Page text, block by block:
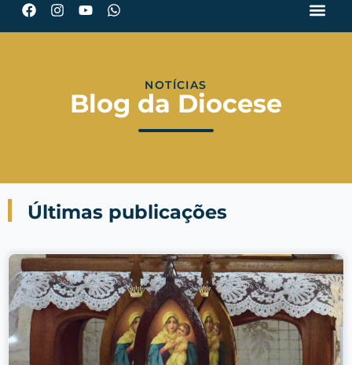
NOTÍCIAS
Blog da Diocese
Últimas publicações